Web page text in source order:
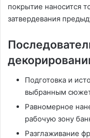
покрытие наносится
затвердевания
Подготовка и
выбранным
Равномерное
рабочую зону
Разглаживание